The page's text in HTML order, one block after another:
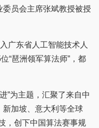
员会主席张斌教授被授
广东省人工智能技术人
“琶洲领军算法师”，都
为主题，汇聚了来自中
新加坡、意大利等全球
，创下中国算法赛事规